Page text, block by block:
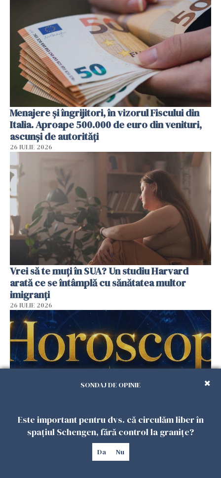
Menajere și îngrijitori, în vizorul Fiscului din
Italia. Aproape 500.000 de euro din venituri,
ascunși de autorități
26 IULIE 2026
Vrei să te muți în SUA? Un studiu Harvard
arată ce se întâmplă cu sănătatea multor
imigranți
26 IULIE 2026
Horoscop 27 iulie. Lunea care schimbă ritmul
săptămânii. Universul deschide uși
neașteptate pentru unele zodii
SONDAJ DE OPINIE
Este important pentru dvs. că circulăm liber în
spațiul Schengen, fără control la granițe?
Da Nu